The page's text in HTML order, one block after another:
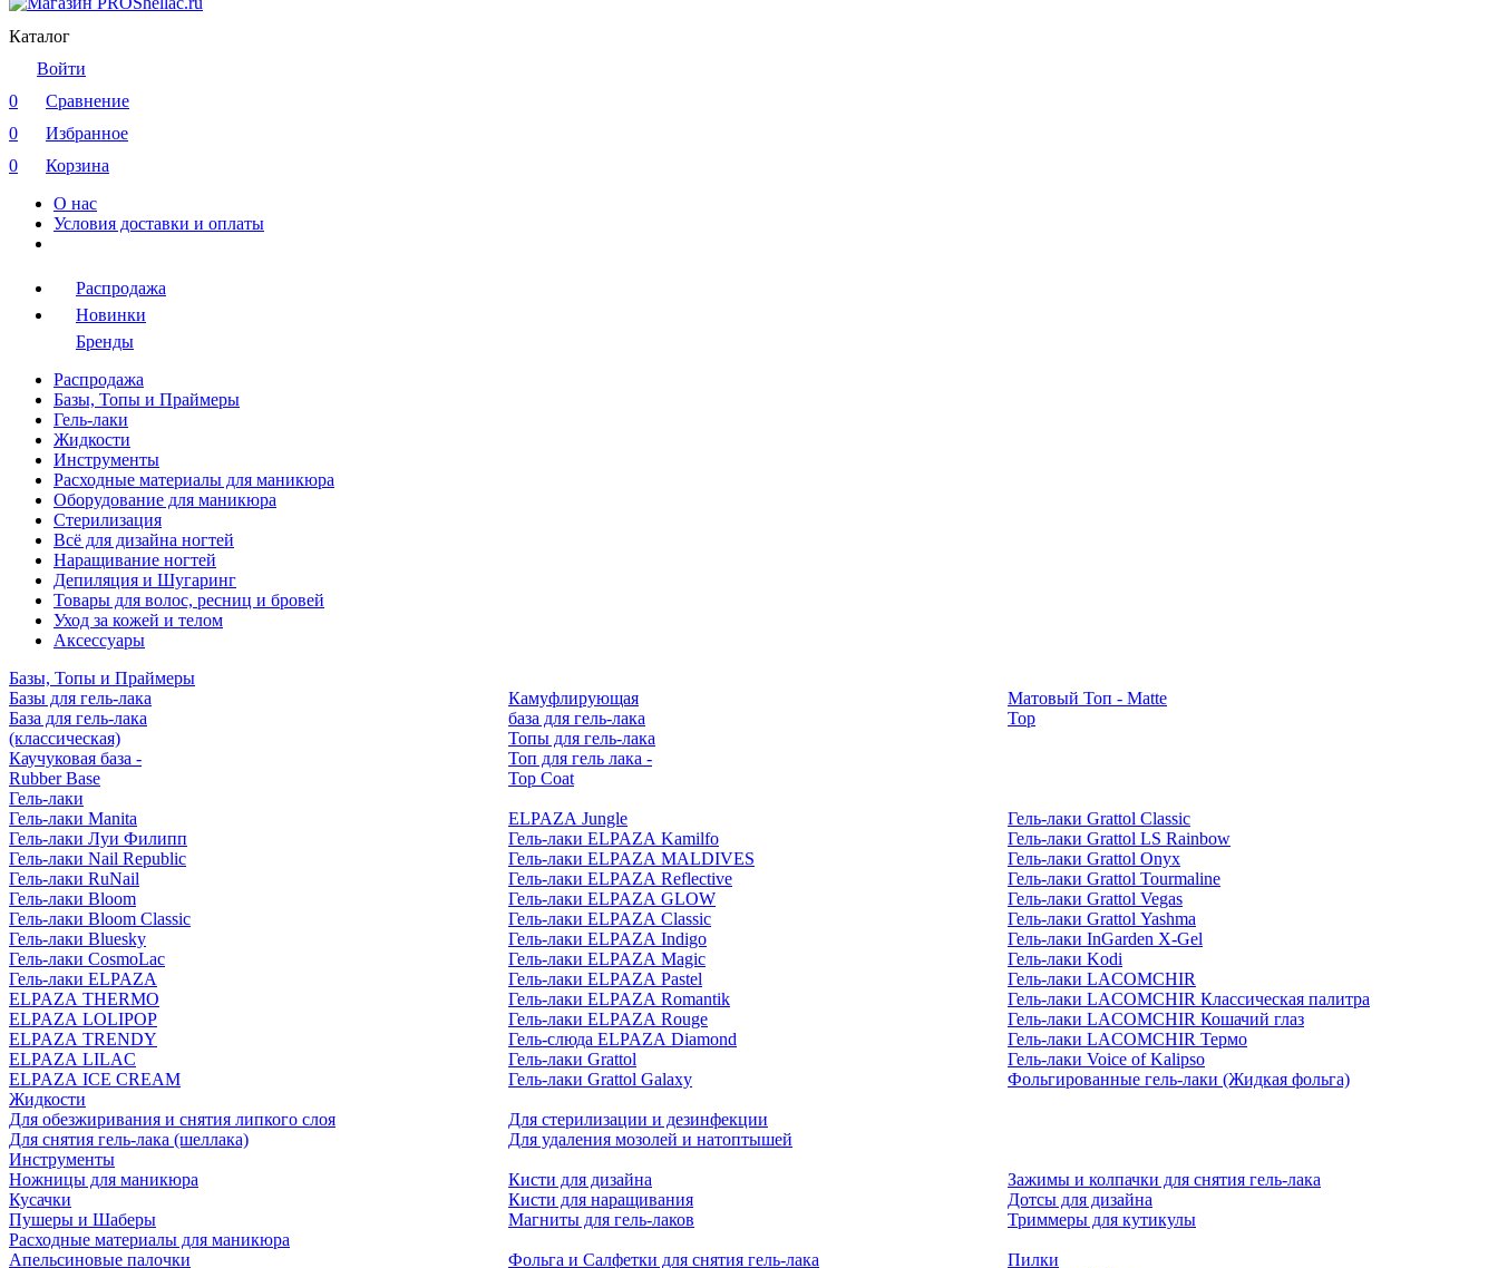
Каталог
Войти
0
Сравнение
0
Избранное
0
Корзина
О нас
Условия доставки и оплаты
Распродажа
Новинки
Бренды
Распродажа
Базы, Топы и Праймеры
Гель-лаки
Жидкости
Инструменты
Расходные материалы для маникюра
Оборудование для маникюра
Стерилизация
Всё для дизайна ногтей
Наращивание ногтей
Депиляция и Шугаринг
Товары для волос, ресниц и бровей
Уход за кожей и телом
Аксессуары
Базы, Топы и Праймеры
Базы для гель-лака
База для гель-лака
(классическая)
Каучуковая база -
Rubber Base
Камуфлирующая
база для гель-лака
Топы для гель-лака
Топ для гель лака -
Top Coat
Матовый Топ - Matte
Top
Гель-лаки
Гель-лаки Manita
Гель-лаки Луи Филипп
Гель-лаки Nail Republic
Гель-лаки RuNail
Гель-лаки Bloom
Гель-лаки Bloom Classic
Гель-лаки Bluesky
Гель-лаки CosmoLac
Гель-лаки ELPAZA
ELPAZA THERMO
ELPAZA LOLIPOP
ELPAZA TRENDY
ELPAZA LILAC
ELPAZA IСE CREAM
ELPAZA Jungle
Гель-лаки ELPAZA Kamilfo
Гель-лаки ELPAZA MALDIVES
Гель-лаки ELPAZA Reflective
Гель-лаки ELPAZA GLOW
Гель-лаки ELPAZA Classic
Гель-лаки ELPAZA Indigo
Гель-лаки ELPAZA Magic
Гель-лаки ELPAZA Pastel
Гель-лаки ELPAZA Romantik
Гель-лаки ELPAZA Rouge
Гель-слюда ELPAZA Diamond
Гель-лаки Grattol
Гель-лаки Grattol Galaxy
Гель-лаки Grattol Classic
Гель-лаки Grattol LS Rainbow
Гель-лаки Grattol Onyx
Гель-лаки Grattol Tourmaline
Гель-лаки Grattol Vegas
Гель-лаки Grattol Yashma
Гель-лаки InGarden X-Gel
Гель-лаки Kodi
Гель-лаки LACOMCHIR
Гель-лаки LACOMCHIR Классическая палитра
Гель-лаки LACOMCHIR Кошачий глаз
Гель-лаки LACOMCHIR Термо
Гель-лаки Voice of Kalipso
Фольгированные гель-лаки (Жидкая фольга)
Жидкости
Для обезжиривания и снятия липкого слоя
Для снятия гель-лака (шеллака)
Для стерилизации и дезинфекции
Для удаления мозолей и натоптышей
Инструменты
Ножницы для маникюра
Кусачки
Пушеры и Шаберы
Кисти для дизайна
Кисти для наращивания
Магниты для гель-лаков
Зажимы и колпачки для снятия гель-лака
Дотсы для дизайна
Триммеры для кутикулы
Расходные материалы для маникюра
Апельсиновые палочки
Фольга и Салфетки для снятия гель-лака
Пилки